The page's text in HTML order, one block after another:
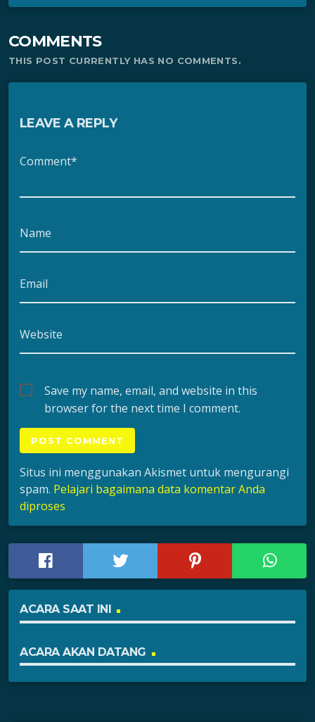
COMMENTS
THIS POST CURRENTLY HAS NO COMMENTS.
LEAVE A REPLY
Comment*
Name
Email
Website
Save my name, email, and website in this
browser for the next time I comment.
Situs ini menggunakan Akismet untuk mengurangi
spam. Pelajari bagaimana data komentar Anda
diproses
ACARA SAAT INI
ACARA AKAN DATANG